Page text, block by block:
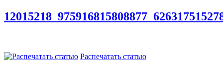
Распечатать статью